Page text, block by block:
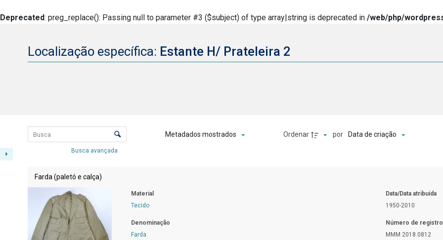
Deprecated: preg_replace(): Passing null to parameter #3 ($subject) of type array|string is deprecated in /web/php/
Localização específica: Estante H/ Prateleira 2
Lista de itens
Controle de ordenação e visualização
Busca avançada
Metadados mostrados Ordenar por Data de criação
Resultados da lista de itens
Farda (paletó e calça)
Material
Tecido
Denominação
Farda
Data/Data atribuída
1950-2010
Número de registro
MMM 2018.0812